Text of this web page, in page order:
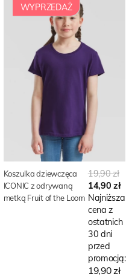
Koszulka dziewczęca
ICONIC z odrywaną
metką Fruit of the Loom
WYPRZEDAŻ
19,90 zł
14,90 zł
Najniższa
cena z
ostatnich
30 dni
przed
promocją:
19,90 zł